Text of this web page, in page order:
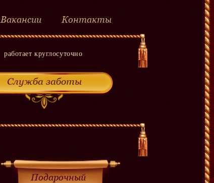
Вакансии Контакты
работает круглосуточно
Служба заботы
Подарочный